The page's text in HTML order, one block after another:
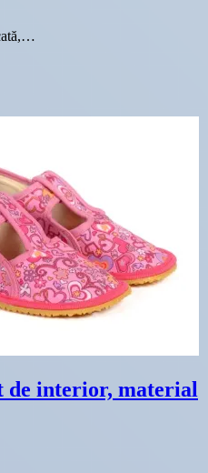
de interior, material